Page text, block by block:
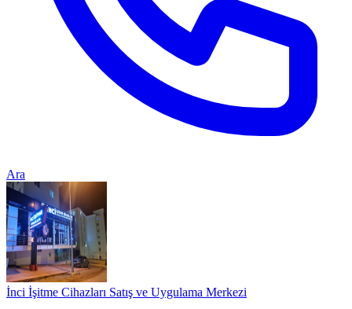
Ara
İnci İşitme Cihazları Satış ve Uygulama Merkezi